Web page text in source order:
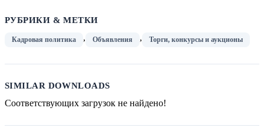
РУБРИКИ & МЕТКИ
Кадровая политика , Объявления , Торги, конкурсы и аукционы
SIMILAR DOWNLOADS
Соответствующих загрузок не найдено!